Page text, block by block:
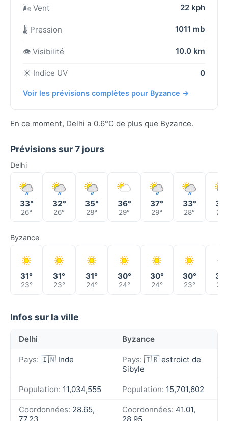
🌬️ Vent
22 kph
🌡️ Pression 1011 mb
👁️ Visibilité 10.0 km
☀️ Indice UV 0
Voir les prévisions complètes pour Byzance →
En ce moment, Delhi a 0.6°C de plus que Byzance.
Prévisions sur 7 jours
Delhi
33°
26°
32°
26°
35°
28°
36°
29°
37°
29°
33°
28° 29°
Byzance
31°
23°
31°
23°
31°
24°
30°
24°
30°
24°
30°
23° 23°
Infos sur la ville
Delhi Byzance
Pays: 🇮🇳 Inde Pays: 🇹🇷 estroict de
Sibyle
Population: 11,034,555 Population: 15,701,602
Coordonnées: 28.65,
Coordonnées: 41.01,